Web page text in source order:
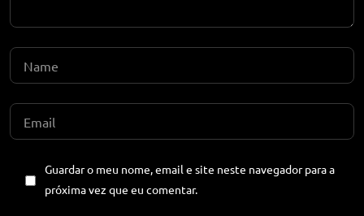
Guardar o meu nome, email e site neste navegador para a
próxima vez que eu comentar.
IDEIA?